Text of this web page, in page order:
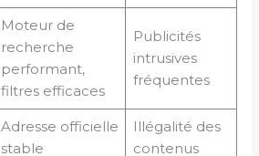
Moteur de
recherche
performant,
filtres efficaces
Publicités
intrusives
fréquentes
Adresse officielle
stable
Illégalité des
contenus